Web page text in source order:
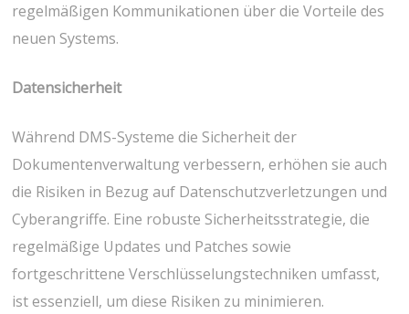
regelmäßigen Kommunikationen über die Vorteile des
neuen Systems.
Datensicherheit
Während DMS-Systeme die Sicherheit der
Dokumentenverwaltung verbessern, erhöhen sie auch
die Risiken in Bezug auf Datenschutzverletzungen und
Cyberangriffe. Eine robuste Sicherheitsstrategie, die
regelmäßige Updates und Patches sowie
fortgeschrittene Verschlüsselungstechniken umfasst,
ist essenziell, um diese Risiken zu minimieren.